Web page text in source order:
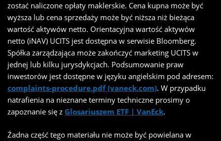
zostać naliczone opłaty maklerskie. Cena kupna może być
wyższa lub cena sprzedaży może być niższa niż bieżąca
wartość aktywów netto. Orientacyjna wartość aktywów
netto (iNAV) UCITS jest dostępna w serwisie Bloomberg.
Spółka zarządzająca może zakończyć marketing UCITS w
jednej lub kilku jurysdykcjach. Podsumowanie praw
inwestorów jest dostępne w języku angielskim pod adresem:
complaints-procedure.pdf (vaneck.com). W przypadku
natrafienia na nieznane terminy techniczne prosimy o
zapoznanie się z Glosariuszem ETF | VanEck.
Źadna część tego materiału nie może być powielana w